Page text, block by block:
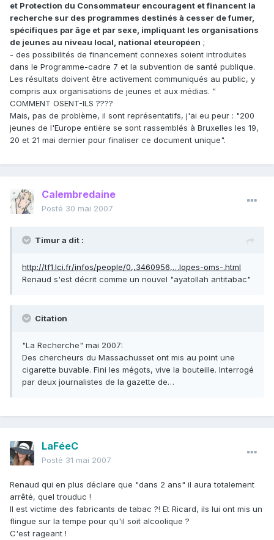
et Protection du Consommateur encouragent et financent la
recherche sur des programmes destinés à cesser de fumer,
spécifiques par âge et par sexe, impliquant les organisations
de jeunes au niveau local, national eteuropéen ;
- des possibilités de financement connexes soient introduites
dans le Programme-cadre 7 et la subvention de santé publique.
Les résultats doivent être activement communiqués au public, y
compris aux organisations de jeunes et aux médias. "
COMMENT OSENT-ILS ????
Mais, pas de problème, il sont représentatifs, j'ai eu peur : "200
jeunes de l'Europe entière se sont rassemblés à Bruxelles les 19,
20 et 21 mai dernier pour finaliser ce document unique".
Calembredaine
Posté 30 mai 2007
Timur a dit :
http://tf1.lci.fr/infos/people/0,,3460956,…lopes-oms-.html
Renaud s'est décrit comme un nouvel "ayatollah antitabac"
Citation
"La Recherche" mai 2007:
Des chercheurs du Massachusset ont mis au point une
cigarette buvable. Fini les mégots, vive la bouteille. Interrogé
par deux journalistes de la gazette de…
LaFéeC
Posté 31 mai 2007
Renaud qui en plus déclare que "dans 2 ans" il aura totalement
arrêté, quel trouduc !
Il est victime des fabricants de tabac ?! Et Ricard, ils lui ont mis un
flingue sur la tempe pour qu'il soit alcoolique ?
C'est rageant !